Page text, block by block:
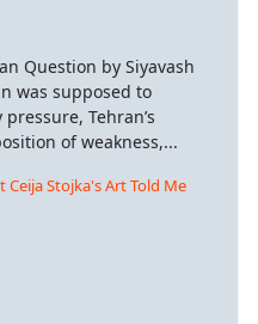
Question by Siyavash
was supposed to
Tehran’s
of weakness,...
Ceija Stojka's Art Told Me